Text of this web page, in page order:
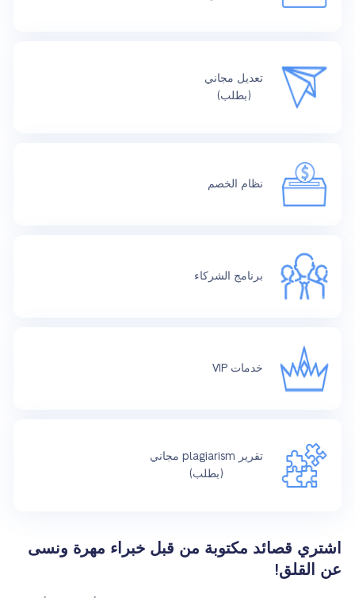
تعديل مجاني
(بطلب)
نظام الخصم
برنامج الشركاء
خدمات VIP
تقرير plagiarism مجاني
(بطلب)
اشتري قصائد مكتوبة من قبل خبراء مهرة ونسى
عن القلق!